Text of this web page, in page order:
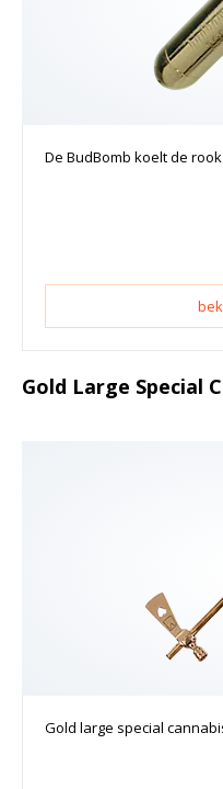
De BudBomb koelt de rook
Gold Large Special
Gold large special